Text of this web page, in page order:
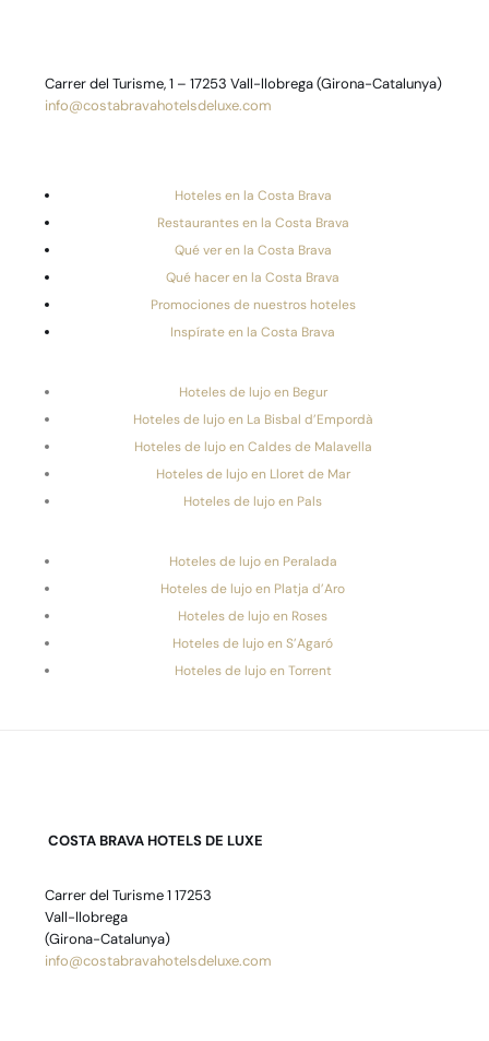
Carrer del Turisme, 1 – 17253 Vall-llobrega (Girona-Catalunya)
info@costabravahotelsdeluxe.com
Hoteles en la Costa Brava
Restaurantes en la Costa Brava
Qué ver en la Costa Brava
Qué hacer en la Costa Brava
Promociones de nuestros hoteles
Inspírate en la Costa Brava
Hoteles de lujo en Begur
Hoteles de lujo en La Bisbal d’Empordà
Hoteles de lujo en Caldes de Malavella
Hoteles de lujo en Lloret de Mar
Hoteles de lujo en Pals
Hoteles de lujo en Peralada
Hoteles de lujo en Platja d’Aro
Hoteles de lujo en Roses
Hoteles de lujo en S’Agaró
Hoteles de lujo en Torrent
COSTA BRAVA HOTELS DE LUXE
Carrer del Turisme 1 17253
Vall-llobrega
(Girona-Catalunya)
info@costabravahotelsdeluxe.com